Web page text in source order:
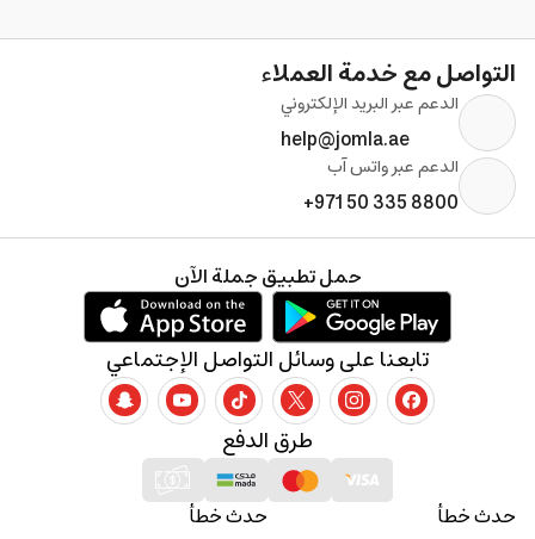
التواصل مع خدمة العملاء
الدعم عبر البريد الإلكتروني
help@jomla.ae
الدعم عبر واتس آب
+971 50 335 8800
حدث خطأ حدث خطأ
طرق الدفع
تابعنا على وسائل التواصل الإجتماعي
حمل تطبيق جملة الآن